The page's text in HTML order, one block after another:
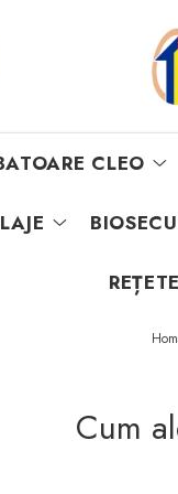
CLEO
Cum